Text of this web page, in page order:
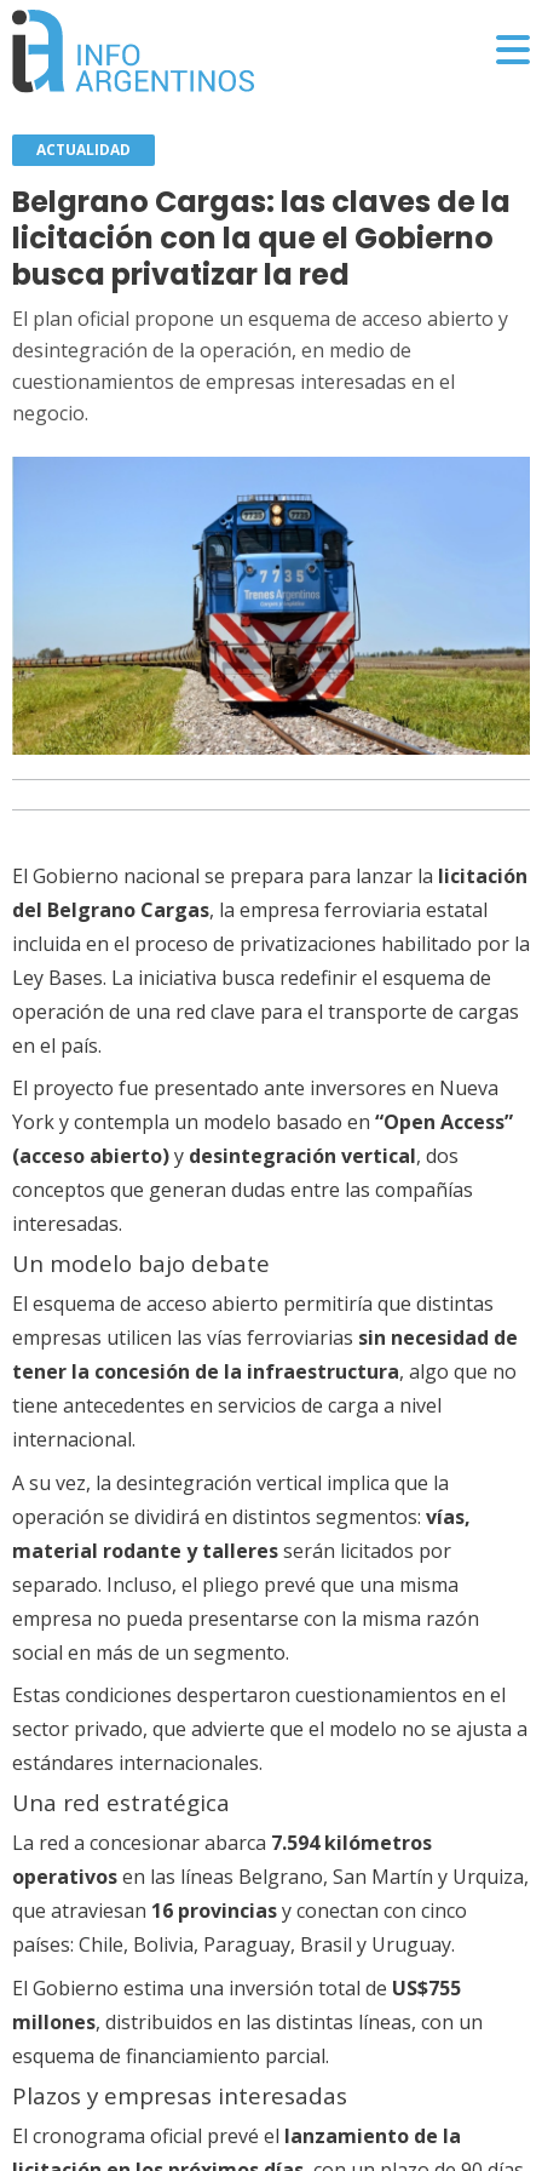
ACTUALIDAD
Belgrano Cargas: las claves de la
licitación con la que el Gobierno
busca privatizar la red
El plan oficial propone un esquema de acceso abierto y
desintegración de la operación, en medio de
cuestionamientos de empresas interesadas en el
negocio.
El Gobierno nacional se prepara para lanzar la licitación
del Belgrano Cargas, la empresa ferroviaria estatal
incluida en el proceso de privatizaciones habilitado por la
Ley Bases. La iniciativa busca redefinir el esquema de
operación de una red clave para el transporte de cargas
en el país.
El proyecto fue presentado ante inversores en Nueva
York y contempla un modelo basado en “Open Access”
(acceso abierto)y desintegración vertical, dos
conceptos que generan dudas entre las compañías
interesadas.
Un modelo bajo debate
El esquema de acceso abierto permitiría que distintas
empresas utilicen las vías ferroviarias sin necesidad de
tener la concesión de la infraestructura, algo que no
tiene antecedentes en servicios de carga a nivel
internacional.
A su vez, la desintegración vertical implica que la
operación se dividirá en distintos segmentos: vías,
material rodante y talleresserán licitados por
separado. Incluso, el pliego prevé que una misma
empresa no pueda presentarse con la misma razón
social en más de un segmento.
Estas condiciones despertaron cuestionamientos en el
sector privado, que advierte que el modelo no se ajusta a
estándares internacionales.
Una red estratégica
La red a concesionar abarca 7.594 kilómetros
operativosen las líneas Belgrano, San Martín y Urquiza,
que atraviesan 16 provinciasy conectan con cinco
países: Chile, Bolivia, Paraguay, Brasil y Uruguay.
El Gobierno estima una inversión total de US$755
millones, distribuidos en las distintas líneas, con un
esquema de financiamiento parcial.
Plazos y empresas interesadas
El cronograma oficial prevé el lanzamiento de la